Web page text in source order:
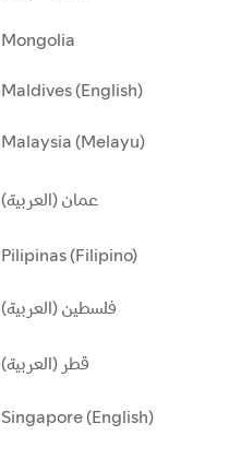
Mongolia
Maldives (English)
Malaysia (Melayu)
عمان (العربية)
Pilipinas (Filipino)
فلسطين (العربية)
قطر (العربية)
Singapore (English)